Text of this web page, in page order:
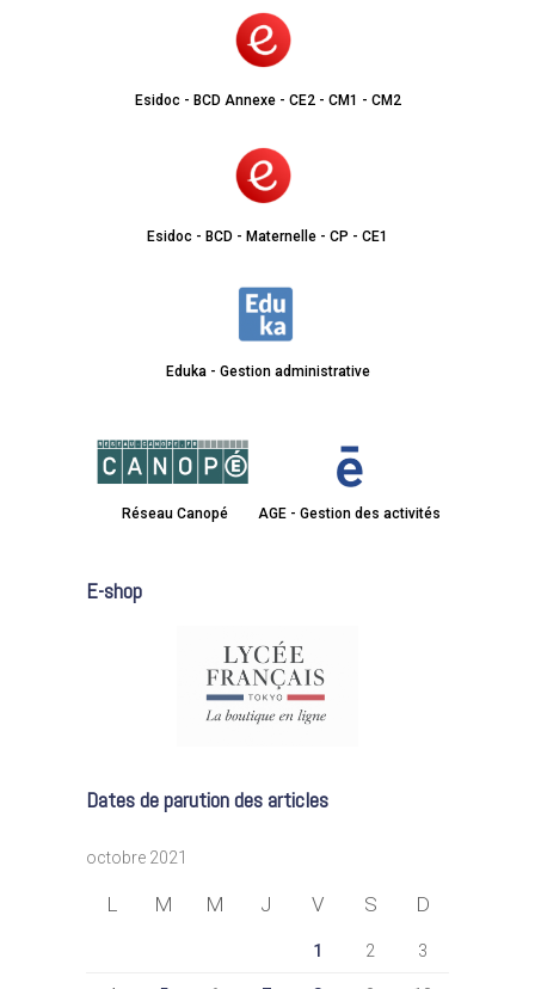
Esidoc - BCD Annexe - CE2 - CM1 - CM2
Esidoc - BCD - Maternelle - CP - CE1
Eduka - Gestion administrative
Réseau Canopé AGE - Gestion des activités
E-shop
Dates de parution des articles
octobre 2021
L M M J V S D
1 2 3